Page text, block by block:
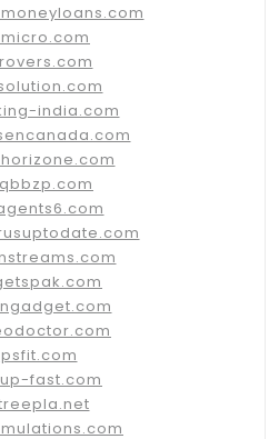
india.com
fast.com